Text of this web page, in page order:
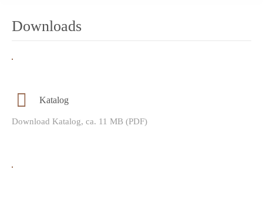
Downloads
Katalog
Download Katalog, ca. 11 MB (PDF)